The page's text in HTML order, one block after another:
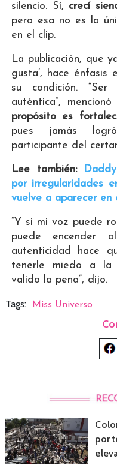
silencio. Sí, crecí
pero esa no es la
en el clip.
La publicación, que
gusta’, hace énfasis
su condición.
auténtica”,
propósito es
pues jamás
participante del
Lee también:
por irregularidades
vuelve a aparecer en
“Y si mi voz puede
puede encender
autenticidad hace
tenerle miedo a la
valido la pena”, dijo.
Tags: Miss Universo
por